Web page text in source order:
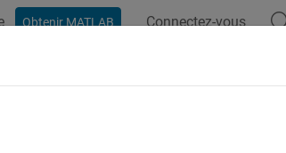
Obtenir MATLAB Connectez-vous